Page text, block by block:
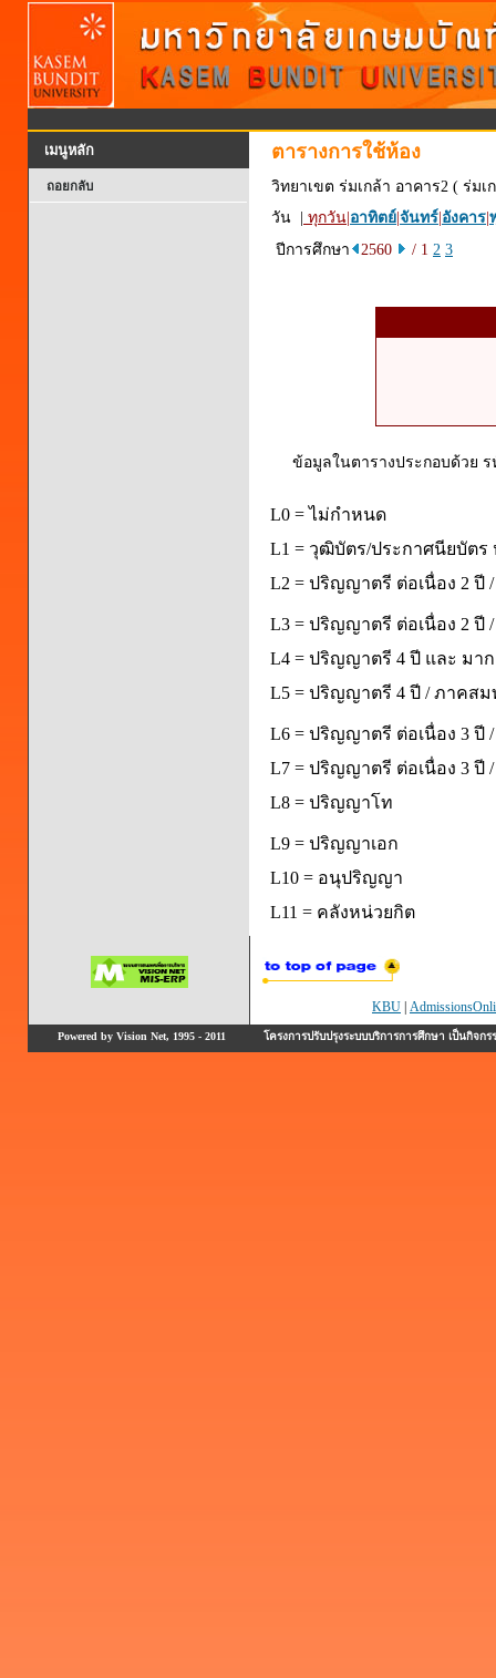
เมนูหลัก
ถอยกลับ
ตารางการใช้ห้อง
วิทยาเขต ร่มเกล้า อาคาร2 ( ร่มเ
วัน |
ทุกวัน อาทิตย์ จันทร์ อังคาร
ปีการศึกษา
2560 / 1 2 3
ข้อมูลในตารางประกอบด้วย
L0 = ไม่กำหนด
L1 = วุฒิบัตร/ประกาศนียบัตร
L2 = ปริญญาตรี ต่อเนื่อง 2 ปี
L3 = ปริญญาตรี ต่อเนื่อง 2 ปี
L4 = ปริญญาตรี 4 ปี และ มา
L5 = ปริญญาตรี 4 ปี / ภาคส
L6 = ปริญญาตรี ต่อเนื่อง 3 ปี
L7 = ปริญญาตรี ต่อเนื่อง 3 ปี
L8 = ปริญญาโท
L9 = ปริญญาเอก
L10 = อนุปริญญา
L11 = คลังหน่วยกิต
KBU
Powered by Vision Net, 1995 - 2011 โครงการปรับปรุงระบบบริการการศึกษา เป็นกิ